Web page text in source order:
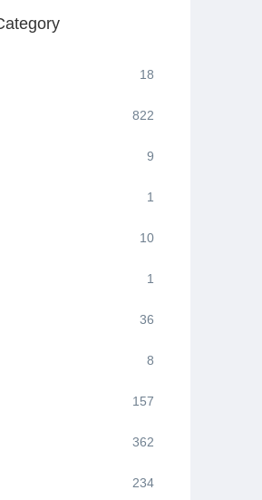
18
822
9
1
10
1
36
8
157
362
234